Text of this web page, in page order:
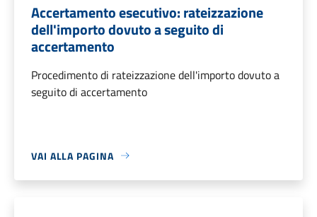
Accertamento esecutivo: rateizzazione
dell'importo dovuto a seguito di
accertamento
Procedimento di rateizzazione dell'importo dovuto a
seguito di accertamento
VAI ALLA PAGINA